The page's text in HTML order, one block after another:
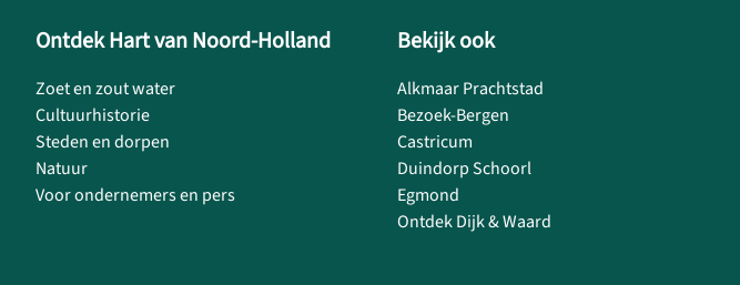
Ontdek Hart van Noord-Holland
Zoet en zout water
Cultuurhistorie
Steden en dorpen
Natuur
Voor ondernemers en pers
Bekijk ook
Alkmaar Prachtstad
Bezoek-Bergen
Castricum
Duindorp Schoorl
Egmond
Ontdek Dijk & Waard